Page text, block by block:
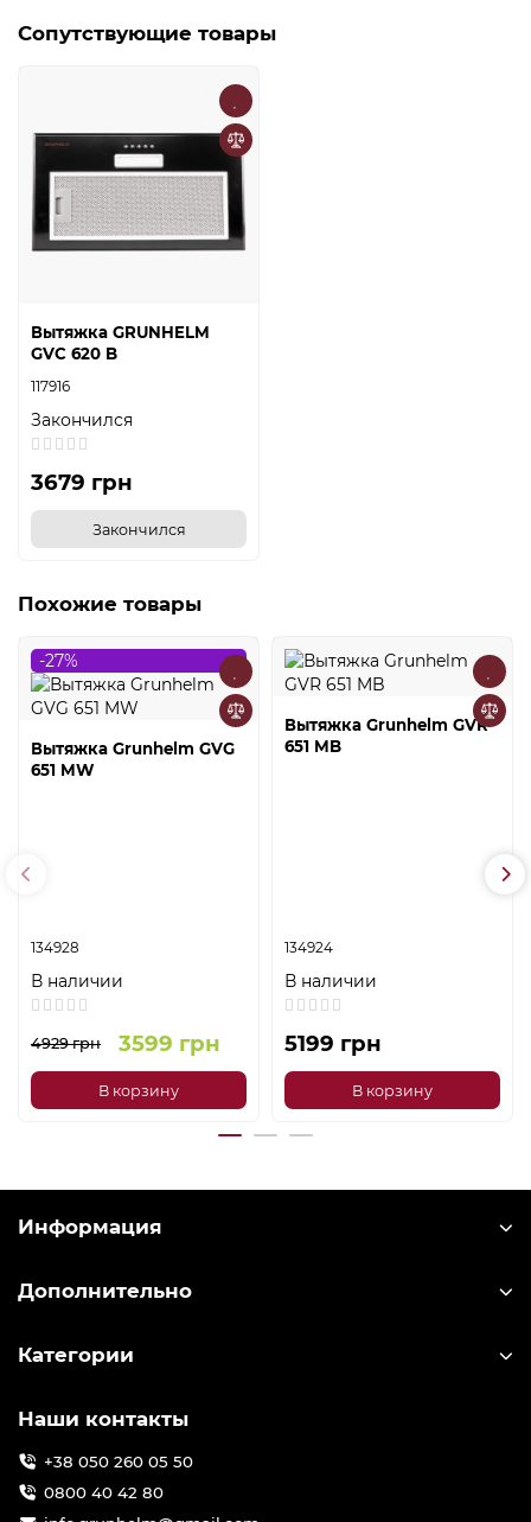
Сопутствующие товары
Вытяжка GRUNHELM
GVC 620 B
117916
Закончился
3679 грн
Закончился
Похожие товары
-27%
Вытяжка Grunhelm GVG
651 MW
134928
В наличии
4929 грн 3599 грн
В корзину
Вытяжка Grunhelm GVR
651 MB
134924
В наличии
5199 грн
В корзину
Информация
Дополнительно
Категории
Наши контакты
+38 050 260 05 50
0800 40 42 80